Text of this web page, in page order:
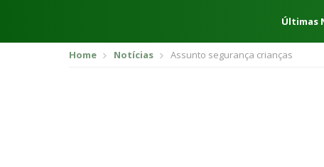
Últimas
Home Notícias Assunto segurança crianças